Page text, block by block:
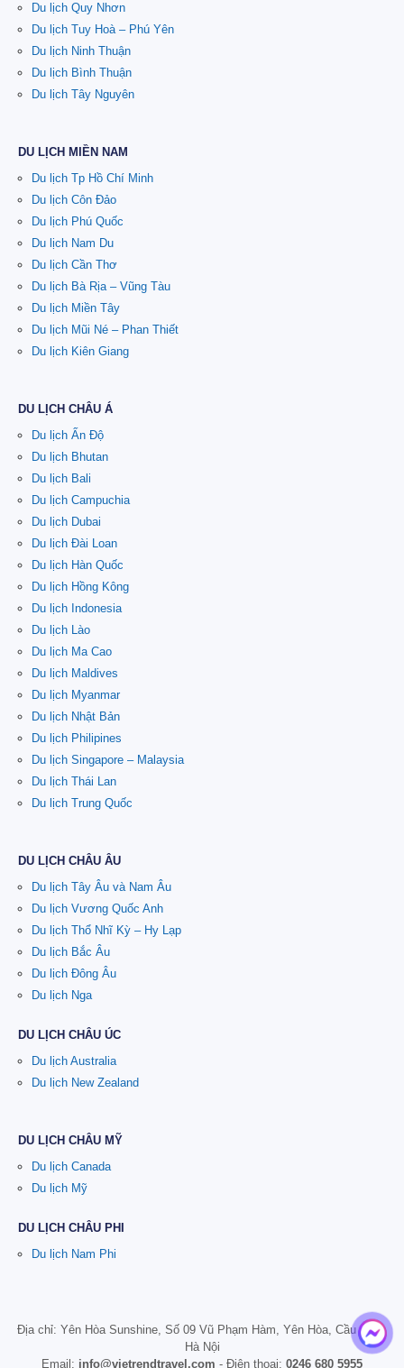
Du lịch Quy Nhơn
Du lịch Tuy Hoà – Phú Yên
Du lịch Ninh Thuận
Du lịch Bình Thuận
Du lịch Tây Nguyên
DU LỊCH MIỀN NAM
Du lịch Tp Hồ Chí Minh
Du lịch Côn Đảo
Du lịch Phú Quốc
Du lịch Nam Du
Du lịch Cần Thơ
Du lịch Bà Rịa – Vũng Tàu
Du lịch Miền Tây
Du lịch Mũi Né – Phan Thiết
Du lịch Kiên Giang
DU LỊCH CHÂU Á
Du lịch Ấn Độ
Du lịch Bhutan
Du lịch Bali
Du lịch Campuchia
Du lịch Dubai
Du lịch Đài Loan
Du lịch Hàn Quốc
Du lịch Hồng Kông
Du lịch Indonesia
Du lịch Lào
Du lịch Ma Cao
Du lịch Maldives
Du lịch Myanmar
Du lịch Nhật Bản
Du lịch Philipines
Du lịch Singapore – Malaysia
Du lịch Thái Lan
Du lịch Trung Quốc
DU LỊCH CHÂU ÂU
Du lịch Tây Âu và Nam Âu
Du lịch Vương Quốc Anh
Du lịch Thổ Nhĩ Kỳ – Hy Lạp
Du lịch Bắc Âu
Du lịch Đông Âu
Du lịch Nga
DU LỊCH CHÂU ÚC
Du lịch Australia
Du lịch New Zealand
DU LỊCH CHÂU MỸ
Du lịch Canada
Du lịch Mỹ
DU LỊCH CHÂU PHI
Du lịch Nam Phi
Địa chỉ: Yên Hòa Sunshine, Số 09 Vũ Phạm Hàm, Yên Hòa, Cầu Giấy,
Hà Nội
Email: info@vietrendtravel.com - Điện thoại: 0246 680 5955